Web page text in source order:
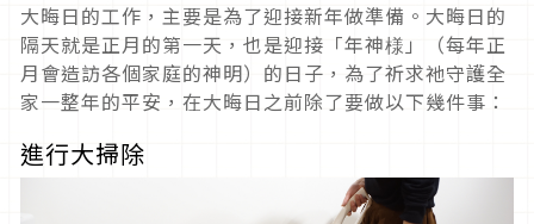
大晦日的工作，主要是為了迎接新年做準備。大晦日的
隔天就是正月的第一天，也是迎接「年神様」（每年正
月會造訪各個家庭的神明）的日子，為了祈求祂守護全
家一整年的平安，在大晦日之前除了要做以下幾件事：
進行大掃除